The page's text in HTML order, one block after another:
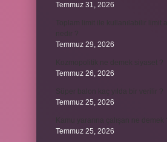
Temmuz 31, 2026
Temmuz 29, 2026
Temmuz 26, 2026
Temmuz 25, 2026
Temmuz 25, 2026